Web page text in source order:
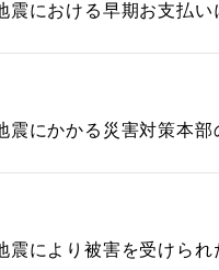
震における早期お支払い
震にかかる災害対策本部
震により被害を受けられ